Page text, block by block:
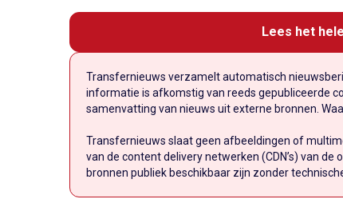
Lees het
Transfernieuws verzamelt automatisch
informatie is afkomstig van reeds gepubliceerde
samenvatting van nieuws uit externe bronnen.
Transfernieuws slaat geen afbeeldingen of
van de content delivery netwerken (CDN’s) van
bronnen publiek beschikbaar zijn zonder